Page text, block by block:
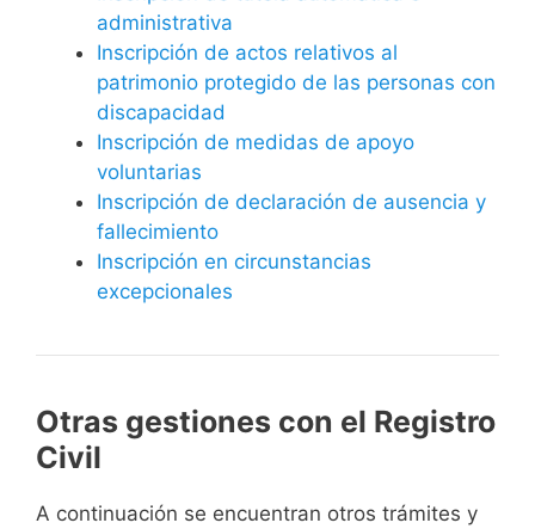
administrativa
Inscripción de actos relativos al
patrimonio protegido de las personas con
discapacidad
Inscripción de medidas de apoyo
voluntarias
Inscripción de declaración de ausencia y
fallecimiento
Inscripción en circunstancias
excepcionales
Otras gestiones con el Registro
Civil
A continuación se encuentran otros trámites y